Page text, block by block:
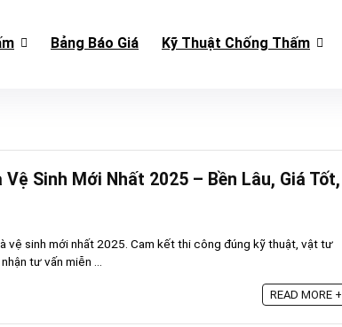
Bảng Báo Giá Kỹ Thuật Chống Thấm
Vệ Sinh Mới Nhất 2025 – Bền Lâu, Giá Tốt,
vệ sinh mới nhất 2025. Cam kết thi công đúng kỹ thuật, vật tư
tư vấn miễn ...
READ MORE +